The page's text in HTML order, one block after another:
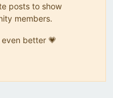
posts to show
members.
better 💗